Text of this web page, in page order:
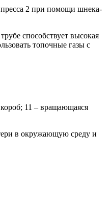
2 при помощи шнека-
способствует высокая
топочные газы с
11 – вращающаяся
в окружающую среду и